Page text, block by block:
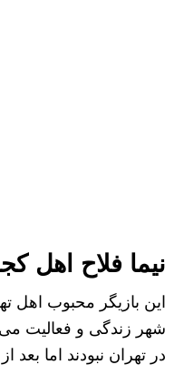
نیما فلاح اهل
این بازیگر محبوب اهل
شهر زندگی و فعالیت می
در تهران نبودند اما بعد